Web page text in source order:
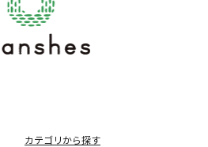
カテゴリから探す